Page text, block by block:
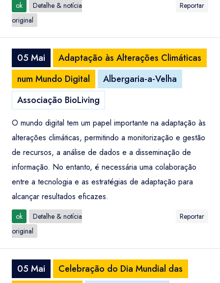
ok
Detalhe & notícia
original
Reportar
05 Mai
Adaptação às Alterações Climáticas
num Mundo Digital
Albergaria-a-Velha
Associação BioLiving
O mundo digital tem um papel importante na adaptação às
alterações climáticas, permitindo a monitorização e gestão
de recursos, a análise de dados e a disseminação de
informação. No entanto, é necessária uma colaboração
entre a tecnologia e as estratégias de adaptação para
alcançar resultados eficazes.
ok
Detalhe & notícia
original
Reportar
05 Mai
Celebração do Dia Mundial das